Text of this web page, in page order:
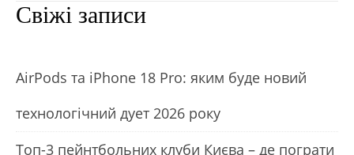
Свіжі записи
АirРods та iРhone 18 Рro: яким буде новий
технологічний дует 2026 року
Топ-3 пейнтбольних клуби Києва – де пограти